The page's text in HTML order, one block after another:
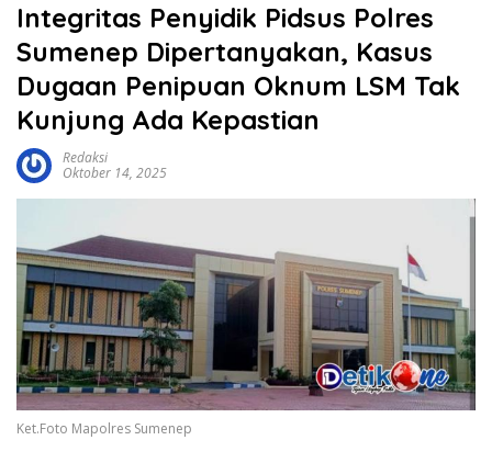
Integritas Penyidik Pidsus Polres
Sumenep Dipertanyakan, Kasus
Dugaan Penipuan Oknum LSM Tak
Kunjung Ada Kepastian
Redaksi
Oktober 14, 2025
Ket.Foto Mapolres Sumenep